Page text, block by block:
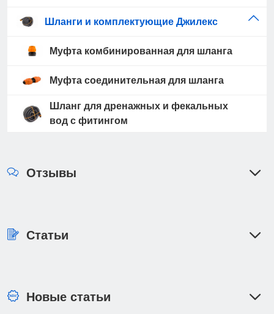
Шланги и комплектующие Джилекс
Муфта комбинированная для шланга
Муфта соединительная для шланга
Шланг для дренажных и фекальных
вод с фитингом
Отзывы
Статьи
Новые статьи